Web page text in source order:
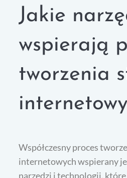
Jakie
wspierają
tworzenia
Współczesny proces
internetowych wspierany
narzędzi i technologii, które